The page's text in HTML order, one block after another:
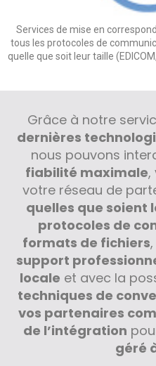
Services de mise en
tous les protocoles de
quelle que soit leur taille
Grâce à notre
dernières
nous pouvons
fiabilité maximale,
votre réseau de
quelles que soient
protocoles de
formats de fichiers
support
locale et avec la
techniques de
vos partenaires
de l’intégration
géré